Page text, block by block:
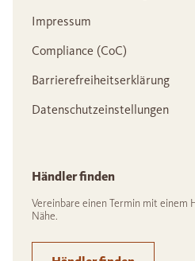
Impressum
Compliance (CoC)
Barrierefreiheitserklärung
Datenschutzeinstellungen
Händler finden
Vereinbare einen Termin mit einem
Nähe.